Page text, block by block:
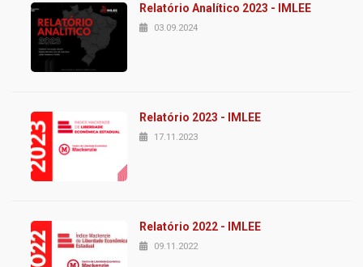
Relatório Analítico 2023 - IMLEE
03.09.2024
Relatório 2023 - IMLEE
17.11.2023
Relatório 2022 - IMLEE
09.11.2022